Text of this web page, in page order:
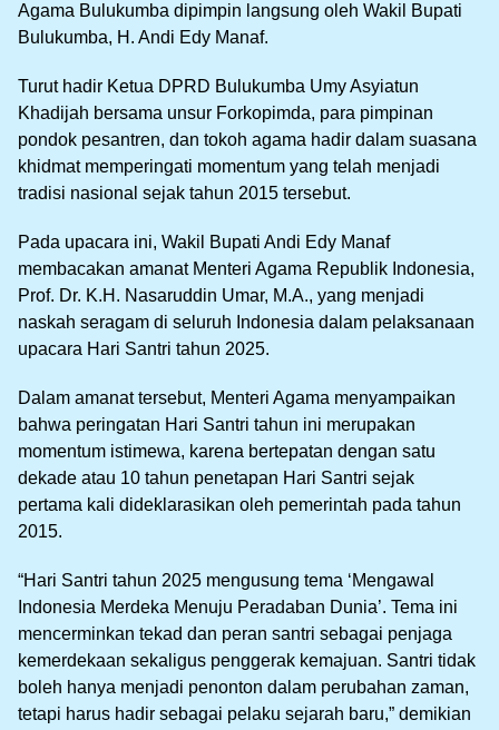
Agama Bulukumba dipimpin langsung oleh Wakil Bupati
Bulukumba, H. Andi Edy Manaf.
Turut hadir Ketua DPRD Bulukumba Umy Asyiatun
Khadijah bersama unsur Forkopimda, para pimpinan
pondok pesantren, dan tokoh agama hadir dalam suasana
khidmat memperingati momentum yang telah menjadi
tradisi nasional sejak tahun 2015 tersebut.
Pada upacara ini, Wakil Bupati Andi Edy Manaf
membacakan amanat Menteri Agama Republik Indonesia,
Prof. Dr. K.H. Nasaruddin Umar, M.A., yang menjadi
naskah seragam di seluruh Indonesia dalam pelaksanaan
upacara Hari Santri tahun 2025.
Dalam amanat tersebut, Menteri Agama menyampaikan
bahwa peringatan Hari Santri tahun ini merupakan
momentum istimewa, karena bertepatan dengan satu
dekade atau 10 tahun penetapan Hari Santri sejak
pertama kali dideklarasikan oleh pemerintah pada tahun
2015.
“Hari Santri tahun 2025 mengusung tema ‘Mengawal
Indonesia Merdeka Menuju Peradaban Dunia’. Tema ini
mencerminkan tekad dan peran santri sebagai penjaga
kemerdekaan sekaligus penggerak kemajuan. Santri tidak
boleh hanya menjadi penonton dalam perubahan zaman,
tetapi harus hadir sebagai pelaku sejarah baru,” demikian